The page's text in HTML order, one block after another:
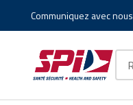
Aller au contenu principal
Skip to menu
Skip to footer
Communiquez avec nous